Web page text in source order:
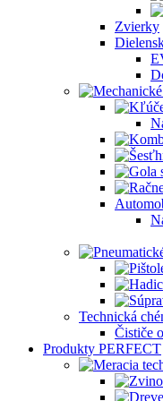
Zvierky
Technická
Čističe
Produkty PERFECT